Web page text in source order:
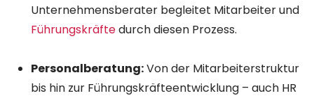
Unternehmensberater begleitet Mitarbeiter und
Führungskräftedurch diesen Prozess.
Personalberatung:Von der Mitarbeiterstruktur
bis hin zur Führungskräfteentwicklung – auch HR